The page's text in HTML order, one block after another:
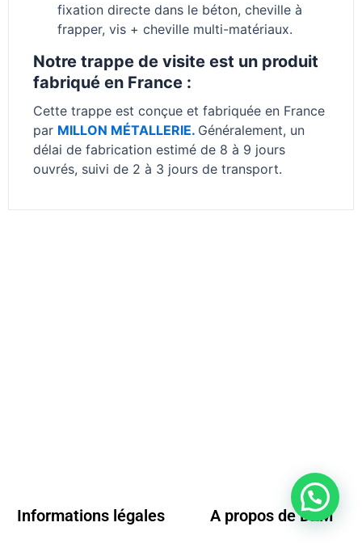
fixation directe dans le béton, cheville à
frapper, vis + cheville multi-matériaux.
Notre trappe de visite est un produit
fabriqué en France :
Cette trappe est conçue et fabriquée en France
par MILLON MÉTALLERIE. Généralement, un
délai de fabrication estimé de 8 à 9 jours
ouvrés, suivi de 2 à 3 jours de transport.
Informations légales A propos de D2M